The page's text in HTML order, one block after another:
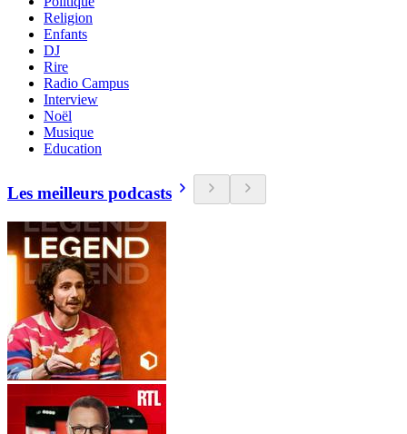
Religion
Enfants
DJ
Rire
Radio Campus
Interview
Noël
Musique
Education
Les meilleurs podcasts